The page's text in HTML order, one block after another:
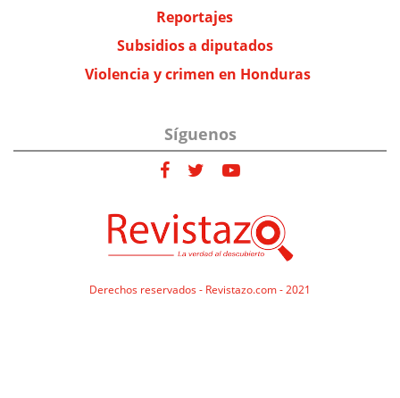
Derechos reservados - Revistazo.com - 2021
Reportajes
Subsidios a diputados
Violencia y crimen en Honduras
Síguenos